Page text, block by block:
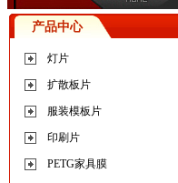
产品中心
灯片
扩散板片
服装模板片
印刷片
PETG家具膜